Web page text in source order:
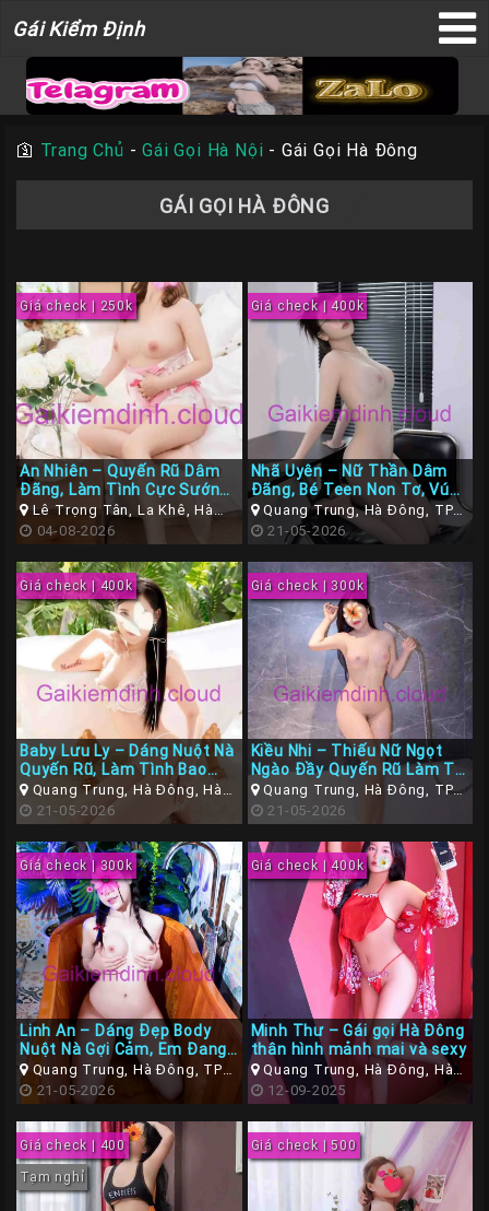
Gái Kiểm Định
Gái
Định
×
TRANG
Hệ
Đăng
Bài
Gái
Gọi
Sài
Gòn
Gái
Gọi
Đà
Nẵng
Gái
Gọi
Nội
Các
TP
Miền
Nam
Các
TP
Tây
Nguyên
Các
TP
Miền
Trung
Các
TP
Miền
🛐 Trang Chủ -Gái Gọi Hà Nội - Gái Gọi Hà Đông
GÁI GỌI HÀ ĐÔNG
Giá check | 250k
An Nhiên – Quyến Rũ Dâm
Đãng, Làm Tình Cực Sướng
Với Kỹ Năng Đỉnh Cao và
Phục Vụ Tận Tâm
Lê Trọng Tân, La Khê, Hà
Đông, Hà Nội
04-08-2026
Giá check | 400k
Nhã Uyên – Nữ Thần Dâm
Đãng, Bé Teen Non Tơ, Vú
Căng Mọng
Quang Trung, Hà Đông, TP
Hà Nội
21-05-2026
Giá check | 400k
Baby Lưu Ly – Dáng Nuột Nà
Quyến Rũ, Làm Tình Bao
Phê!
Quang Trung, Hà Đông, Hà
Nội21-05-2026
Giá check | 300k
Kiều Nhi – Thiếu Nữ Ngọt
Ngào Đầy Quyến Rũ Làm Tại
Quang Trung, Hà Đông, Hà
Nội
Quang Trung, Hà Đông, TP
Hà Nội
21-05-2026
Giá check | 300k
Linh An – Dáng Đẹp Body
Nuột Nà Gợi Cảm, Em Đang
Hoạt Động Tại Hà Đông, Hà
Nội
Quang Trung, Hà Đông, TP
Hà Nội
21-05-2026
Giá check | 400k
Minh Thư – Gái gọi Hà Đông
thân hình mảnh mai và sexy
Quang Trung, Hà Đông, Hà
Nội12-09-2025
Giá check | 400
Tạm nghỉ
Giá check | 500